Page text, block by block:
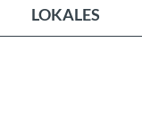
LOKALES